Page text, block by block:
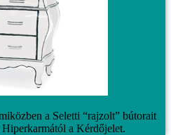
a Seletti “rajzolt” bútorait
a Kérdőjelet.